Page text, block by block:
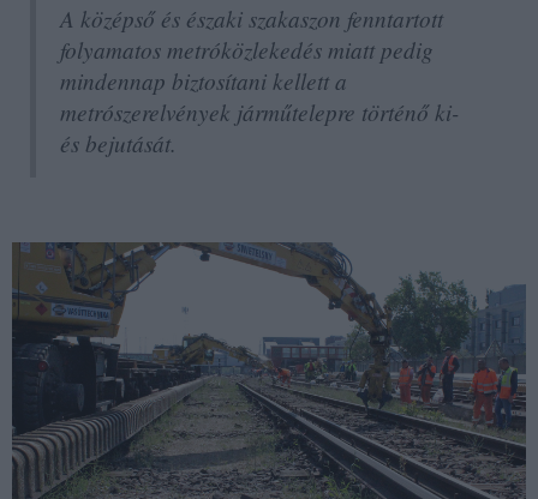
A középső és északi szakaszon fenntartott
folyamatos metróközlekedés miatt pedig
mindennap biztosítani kellett a
metrószerelvények járműtelepre történő ki-
és bejutását.